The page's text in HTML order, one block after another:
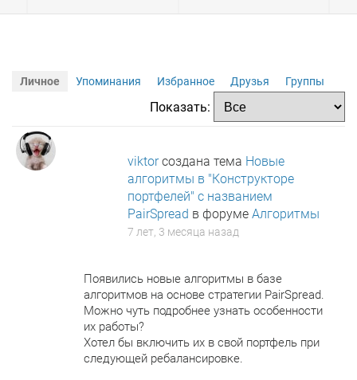
Личное Упоминания Избранное Друзья Группы
Показать:
viktorсоздана тема Новые
алгоритмы в "Конструкторе
портфелей" с названием
PairSpread в форуме Алгоритмы
7 лет, 3 месяца назад
Появились новые алгоритмы в базе
алгоритмов на основе стратегии PairSpread.
Можно чуть подробнее узнать особенности
их работы?
Хотел бы включить их в свой портфель при
следующей ребалансировке.